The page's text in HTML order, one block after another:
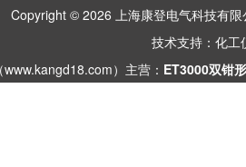
Copyright © 2026 上海康登电气科技有
技术支持： 化工
）主营： ET3000双钳